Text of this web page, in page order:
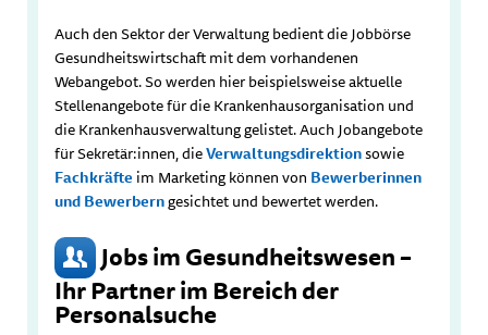
Auch den Sektor der Verwaltung bedient die Jobbörse
Gesundheitswirtschaft mit dem vorhandenen
Webangebot. So werden hier beispielsweise aktuelle
Stellenangebote für die Krankenhausorganisation und
die Krankenhausverwaltung gelistet. Auch Jobangebote
für Sekretär:innen, dieVerwaltungsdirektionsowie
Fachkräfte im Marketing können von Bewerberinnen
und Bewerberngesichtet und bewertet werden.
Jobs im Gesundheitswesen –
Ihr Partner im Bereich der
Personalsuche